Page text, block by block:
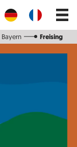
Main
Bayern Freising